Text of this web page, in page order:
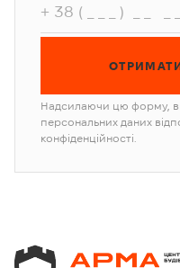
Надсилаючи цю форму,
персональних даних
конфіденційності.